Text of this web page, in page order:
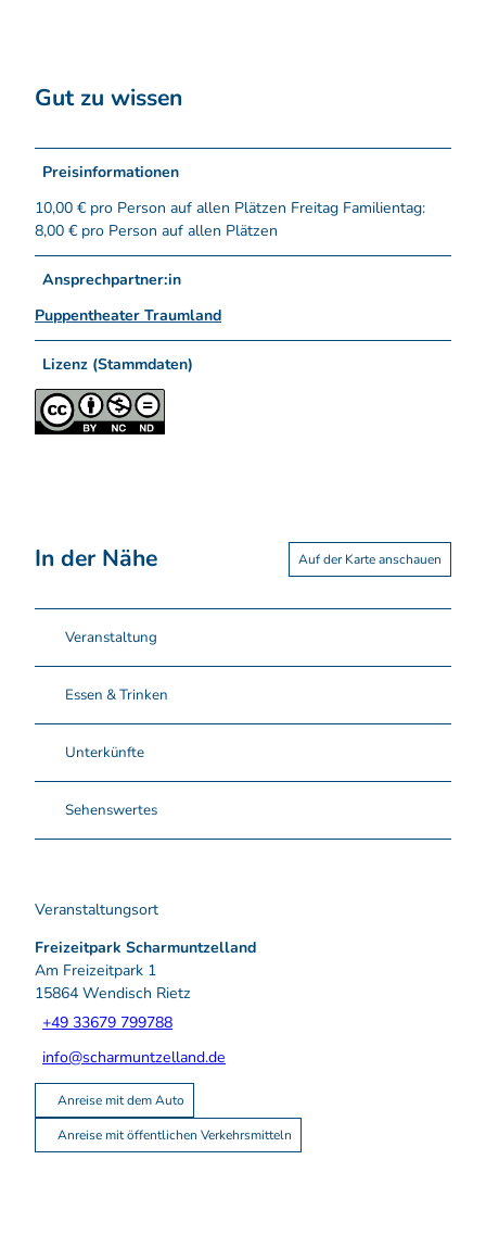
Gut zu wissen
Preisinformationen
10,00 € pro Person auf allen Plätzen Freitag Familientag:
8,00 € pro Person auf allen Plätzen
Ansprechpartner:in
Puppentheater Traumland
Lizenz (Stammdaten)
In der Nähe Auf der Karte anschauen
Veranstaltung
Essen & Trinken
Unterkünfte
Sehenswertes
Veranstaltungsort
Freizeitpark Scharmuntzelland
Am Freizeitpark 1
15864 Wendisch Rietz
+49 33679 799788
info@scharmuntzelland.de
Anreise mit dem Auto
Anreise mit öffentlichen Verkehrsmitteln